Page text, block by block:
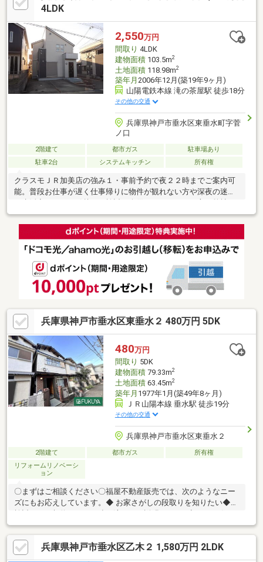
分 ●おとぎ認定こども園まで徒歩8分！■他にも掲載しきれてい
外も合わせてご紹介させていただきます。■物件のメリット、デ
メリット全てお伝えいたします！
4LDK
2,550万円
間取り 4LDK
建物面積103.5m2
土地面積118.98m2
築年月 2006年12月(築19年9ヶ月)
山陽電鉄本線 滝の茶屋駅 徒歩18分
その他の交通
兵庫県神戸市垂水区東垂水町字菅
ノ口
2階建て 都市ガス
駐車場あり
駐車2台
システムキッチン 所有権
クラスモＪＲ加美店の強み１・事前予約で夜２２時までご案内可
能。普段お仕事が遅く仕事帰りに物件が観れない方や深夜の迷惑
お任せください。弊社では安心してご契約いただけるように夜遅
い時間でも喜んでご案内させていただきます。２・販売からリフ
ォームまで担当させていただいているため、購入後のリフォー
ム・リノベーション等もサポート致します。３・各金融機関・ノ
たします。初めてのマイホーム購入でローンの審査が通るかご不
安な方や他社で断られた方は弊社の担当辻までお気軽にご相談下
さい。
兵庫県神戸市垂水区東垂水２ 480万円 5DK
480万円
間取り 5DK
建物面積79.33m2
土地面積63.45m2
築年月 1977年1月(築49年8ヶ月)
ＪＲ山陽本線 垂水駅 徒歩19分
その他の交通
兵庫県神戸市垂水区東垂水２
2階建て 都市ガス
所有権
リフォームリノベーシ
ョン
〇まずはご相談ください〇福屋不動産販売では、次のようなニー
ズにもお応えしています。◆ お家さがしの段取りを知りたい◆ご
検討からご契約までの一連の流れをご説明します。初めての住ま
い購入のご参考にしてください♪◆ 予算を知りたい◆収入や家賃
から予算やローン金額のシミュレーションをします。物件購入の
際に不安となる諸費用や税金のことにお答えします。その他リフ
ォーム・住み替えのお悩みなど幅広くお手伝いさせていただきま
兵庫県神戸市垂水区乙木２ 1,580万円 2LDK